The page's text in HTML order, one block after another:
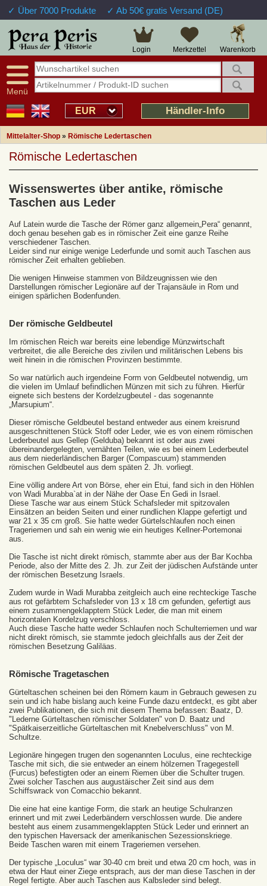
✓ Über 7000 Produkte ✓ Ab 50€ gratis Versand (DE)
Warenkorb
Merkzettel
Login
Menü
EUR Händler-Info
Mittelalter-Shop » Römische Ledertaschen
Römische Ledertaschen
Wissenswertes über antike, römische
Taschen aus Leder
Auf Latein wurde die Tasche der Römer ganz allgemein„Pera“ genannt,
doch genau besehen gab es in römischer Zeit eine ganze Reihe
verschiedener Taschen.
Leider sind nur einige wenige Lederfunde und somit auch Taschen aus
römischer Zeit erhalten geblieben.
Die wenigen Hinweise stammen von Bildzeugnissen wie den
Darstellungen römischer Legionäre auf der Trajansäule in Rom und
einigen spärlichen Bodenfunden.
Der römische Geldbeutel
Im römischen Reich war bereits eine lebendige Münzwirtschaft
verbreitet, die alle Bereiche des zivilen und militärischen Lebens bis
weit hinein in die römischen Provinzen bestimmte.
So war natürlich auch irgendeine Form von Geldbeutel notwendig, um
die vielen im Umlauf befindlichen Münzen mit sich zu führen. Hierfür
eignete sich bestens der Kordelzugbeutel - das sogenannte
„Marsupium“.
Dieser römische Geldbeutel bestand entweder aus einem kreisrund
ausgeschnittenen Stück Stoff oder Leder, wie es von einem römischen
Lederbeutel aus Gellep (Gelduba) bekannt ist oder aus zwei
übereinandergelegten, vernähten Teilen, wie es bei einem Lederbeutel
aus dem niederländischen Barger (Compascuum) stammenden
römischen Geldbeutel aus dem späten 2. Jh. vorliegt.
Eine völlig andere Art von Börse, eher ein Etui, fand sich in den Höhlen
von Wadi Murabba`at in der Nähe der Oase En Gedi in Israel.
Diese Tasche war aus einem Stück Schafsleder mit spitzovalen
Einsätzen an beiden Seiten und einer rundlichen Klappe gefertigt und
war 21 x 35 cm groß. Sie hatte weder Gürtelschlaufen noch einen
Trageriemen und sah ein wenig wie ein heutiges Kellner-Portemonai
aus.
Die Tasche ist nicht direkt römisch, stammte aber aus der Bar Kochba
Periode, also der Mitte des 2. Jh. zur Zeit der jüdischen Aufstände unter
der römischen Besetzung Israels.
Zudem wurde in Wadi Murabba zeitgleich auch eine rechteckige Tasche
aus rot gefärbtem Schafsleder von 13 x 18 cm gefunden, gefertigt aus
einem zusammengeklapptem Stück Leder, die man mit einem
horizontalen Kordelzug verschloss.
Auch diese Tasche hatte weder Schlaufen noch Schulterriemen und war
nicht direkt römisch, sie stammte jedoch gleichfalls aus der Zeit der
römischen Besetzung Galiläas.
Römische Tragetaschen
Gürteltaschen scheinen bei den Römern kaum in Gebrauch gewesen zu
sein und ich habe bislang auch keine Funde dazu entdeckt, es gibt aber
zwei Publikationen, die sich mit diesem Thema befassen: Baatz, D.
"Lederne Gürteltaschen römischer Soldaten" von D. Baatz und
"Spätkaiserzeitliche Gürteltaschen mit Knebelverschluss" von M.
Schultze.
Legionäre hingegen trugen den sogenannten Loculus, eine rechteckige
Tasche mit sich, die sie entweder an einem hölzernen Tragegestell
(Furcus) befestigten oder an einem Riemen über die Schulter trugen.
Zwei solcher Taschen aus augustäischer Zeit sind aus dem
Schiffswrack von Comacchio bekannt.
Die eine hat eine kantige Form, die stark an heutige Schulranzen
erinnert und mit zwei Lederbändern verschlossen wurde. Die andere
besteht aus einem zusammengeklappten Stück Leder und erinnert an
den typischen Haversack der amerikanischen Sezessionskriege.
Beide Taschen waren mit einem Trageriemen versehen.
Der typische „Loculus“ war 30-40 cm breit und etwa 20 cm hoch, was in
etwa der Haut einer Ziege entsprach, aus der man diese Taschen in der
Regel fertigte. Aber auch Taschen aus Kalbsleder sind belegt.